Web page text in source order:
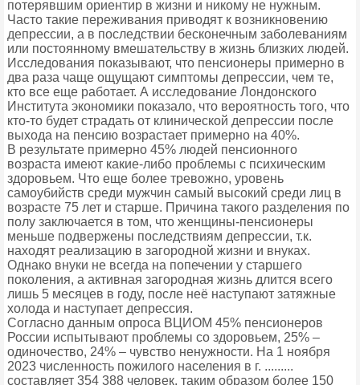
потерявшим ориентир в жизни и никому не нужным.
Часто такие переживания приводят к возникновению
депрессии, а в последствии бесконечным заболеваниям
или постоянному вмешательству в жизнь близких людей.
Исследования показывают, что пенсионеры примерно в
два раза чаще ощущают симптомы депрессии, чем те,
кто все еще работает. А исследование Лондонского
Института экономики показало, что вероятность того, что
кто-то будет страдать от клинической депрессии после
выхода на пенсию возрастает примерно на 40%.
В результате примерно 45% людей пенсионного
возраста имеют какие-либо проблемы с психическим
здоровьем. Что еще более тревожно, уровень
самоубийств среди мужчин самый высокий среди лиц в
возрасте 75 лет и старше. Причина такого разделения по
полу заключается в том, что женщины-пенсионеры
меньше подвержены последствиям депрессии, т.к.
находят реализацию в загородной жизни и внуках.
Однако внуки не всегда на попечении у старшего
поколения, а активная загородная жизнь длится всего
лишь 5 месяцев в году, после неё наступают затяжные
холода и наступает депрессия.
Согласно данным опроса ВЦИОМ 45% пенсионеров
России испытывают проблемы со здоровьем, 25% –
одиночество, 24% – чувство ненужности. На 1 ноября
2023 численность пожилого населения в г. .........
составляет 354 388 человек. таким образом более 150